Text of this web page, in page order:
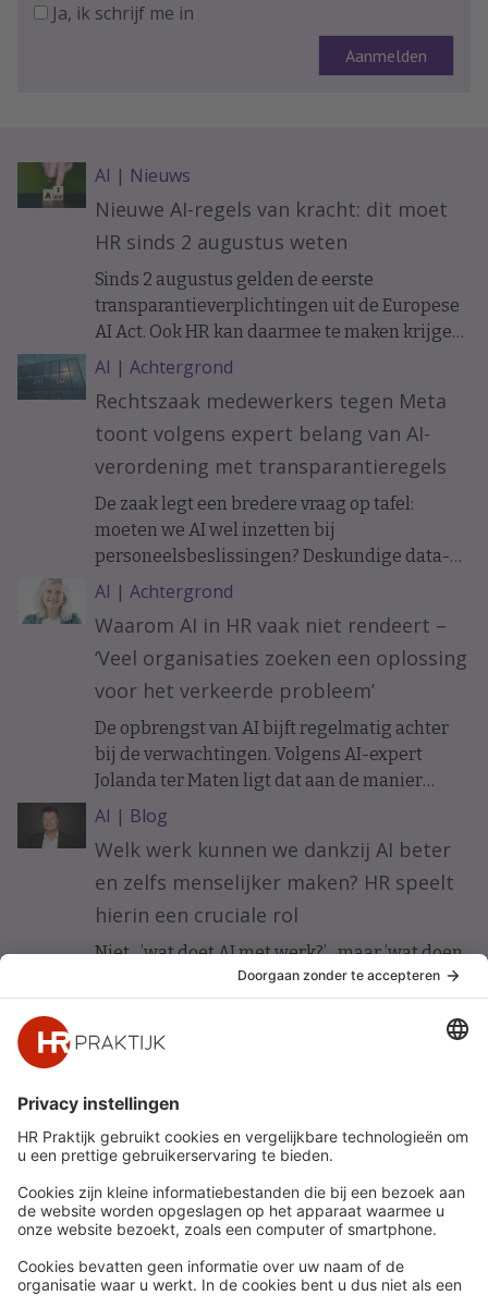
Ja, ik schrijf me in
AI | Nieuws
Nieuwe AI-regels van kracht: dit moet
HR sinds 2 augustus weten
Sinds 2 augustus gelden de eerste
transparantieverplichtingen uit de Europese
AI Act. Ook HR kan daarmee te maken krijgen.
Bijvoorbeeld als sollicitanten of medewerkers
communiceren met een AI-chatbot. Wat
verandert er precies en wanneer moet je
mensen informeren?
AI | Achtergrond
Rechtszaak medewerkers tegen Meta
toont volgens expert belang van AI-
verordening met transparantieregels
De zaak legt een bredere vraag op tafel:
moeten we AI wel inzetten bij
personeelsbeslissingen? Deskundige data-
ethiek Koen Versmissen maant tot
voorzichtigheid.
AI | Achtergrond
Waarom AI in HR vaak niet rendeert –
‘Veel organisaties zoeken een oplossing
voor het verkeerde probleem’
De opbrengst van AI bijft regelmatig achter
bij de verwachtingen. Volgens AI-expert
Jolanda ter Maten ligt dat aan de manier
waarop organisaties ermee beginnen.
AI | Blog
Welk werk kunnen we dankzij AI beter
en zelfs menselijker maken? HR speelt
hierin een cruciale rol
Niet ’wat doet AI met werk?’ maar ’wat doen
wij met AI om werk beter te maken?’ Vijf HR-
principes voor werkgeluk in een AI-gedreven
organisatie.
Snel naar
Nieuws
Whitepapers
Webinars
Word lid
Meer
HR Academy
HR Podcast
CHRO
HR Day